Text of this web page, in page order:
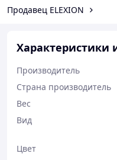
Продавец ELEXION
Характеристики
Производитель
Страна производитель
Вес
Вид
Цвет